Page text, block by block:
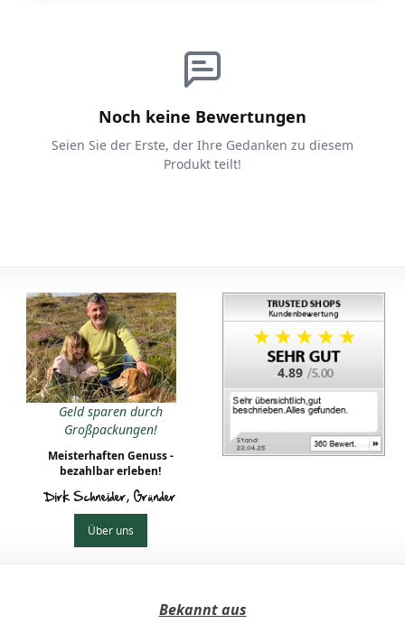
Noch keine Bewertungen
Seien Sie der Erste, der Ihre Gedanken zu diesem
Produkt teilt!
Geld sparen durch
Großpackungen!
Meisterhaften Genuss -
bezahlbar erleben!
Dirk Schneider, Gründer
Über uns
4.89
Bekannt aus